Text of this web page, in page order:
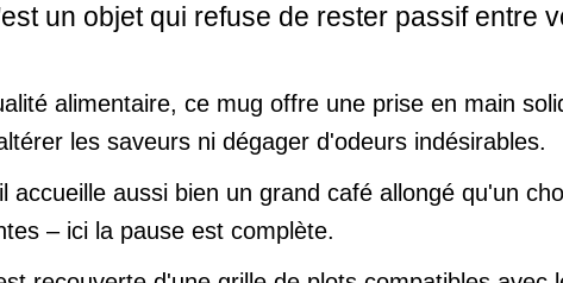
un objet qui refuse de rester passif entre
alimentaire, ce mug offre une prise en main
les saveurs ni dégager d'odeurs indésirables.
aussi bien un grand café allongé qu'un
– ici la pause est complète.